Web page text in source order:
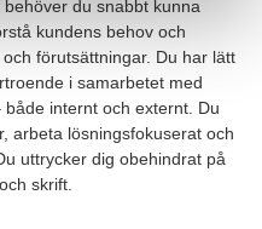
du snabbt kunna
kundens behov och
förutsättningar. Du har lätt
i samarbetet med
internt och externt. Du
arbeta lösningsfokuserat och
uttrycker dig obehindrat på
skrift.